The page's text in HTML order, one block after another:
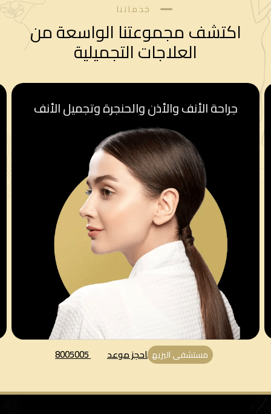
خدماتنا
اكتشف مجموعتنا الواسعة من
العلاجات التجميلية
قسم أمراض النساء والولادة
مستشفى اليزيه احجز موعد 8005005